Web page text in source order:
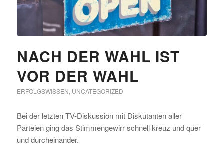
NACH DER WAHL IST
VOR DER WAHL
ERFOLGSWISSEN, UNCATEGORIZED
Bei der letzten TV-Diskussion mit Diskutanten aller
Parteien ging das Stimmengewirr schnell kreuz und quer
und durcheinander.